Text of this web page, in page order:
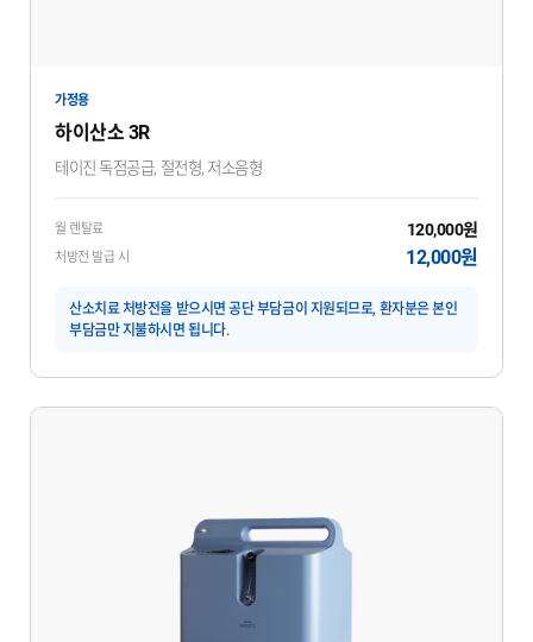
가정용
하이산소 3R
테이진 독점공급, 절전형, 저소음형
월 렌탈료 120,000원
처방전 발급 시 12,000원
산소치료 처방전을 받으시면 공단 부담금이 지원되므로, 환자분은 본인
부담금만 지불하시면 됩니다.